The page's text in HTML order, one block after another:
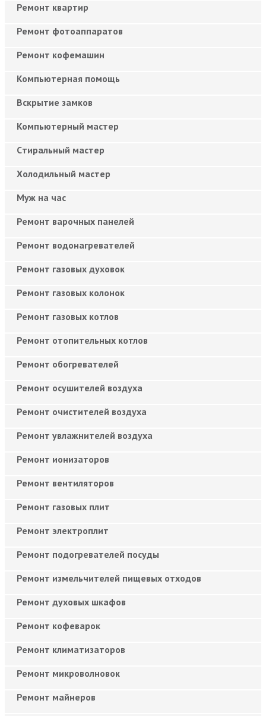
Ремонт квартир
Ремонт фотоаппаратов
Ремонт кофемашин
Компьютерная помощь
Вскрытие замков
Компьютерный мастер
Cтиральный мастер
Холодильный мастер
Муж на час
Ремонт варочных панелей
Ремонт водонагревателей
Ремонт газовых духовок
Ремонт газовых колонок
Ремонт газовых котлов
Ремонт отопительных котлов
Ремонт обогревателей
Ремонт осушителей воздуха
Ремонт очистителей воздуха
Ремонт увлажнителей воздуха
Ремонт ионизаторов
Ремонт вентиляторов
Ремонт газовых плит
Ремонт электроплит
Ремонт подогревателей посуды
Ремонт измельчителей пищевых отходов
Ремонт духовых шкафов
Ремонт кофеварок
Ремонт климатизаторов
Ремонт микроволновок
Ремонт майнеров